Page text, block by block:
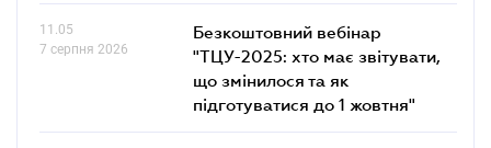
11.05
7 серпня 2026
Безкоштовний вебінар
"ТЦУ-2025: хто має звітувати,
що змінилося та як
підготуватися до 1 жовтня"